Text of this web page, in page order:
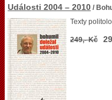
Události 2004 – 2010 /
Texty
249,- Kč